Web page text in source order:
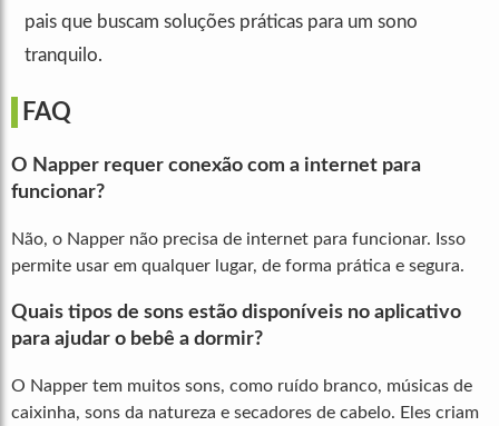
pais que buscam soluções práticas para um sono
tranquilo.
FAQ
O Napper requer conexão com a internet para
funcionar?
Não, o Napper não precisa de internet para funcionar. Isso
permite usar em qualquer lugar, de forma prática e segura.
Quais tipos de sons estão disponíveis no aplicativo
para ajudar o bebê a dormir?
O Napper tem muitos sons, como ruído branco, músicas de
caixinha, sons da natureza e secadores de cabelo. Eles criam